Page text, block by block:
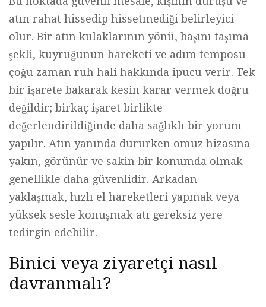
atın rahat hissedip hissetmediği belirleyici
olur. Bir atın kulaklarının yönü, başını taşıma
şekli, kuyruğunun hareketi ve adım temposu
çoğu zaman ruh hali hakkında ipucu verir. Tek
bir işarete bakarak kesin karar vermek doğru
değildir; birkaç işaret birlikte
değerlendirildiğinde daha sağlıklı bir yorum
yapılır. Atın yanında dururken omuz hizasına
yakın, görünür ve sakin bir konumda olmak
genellikle daha güvenlidir. Arkadan
yaklaşmak, hızlı el hareketleri yapmak veya
yüksek sesle konuşmak atı gereksiz yere
tedirgin edebilir.
Binici veya ziyaretçi nasıl
davranmalı?